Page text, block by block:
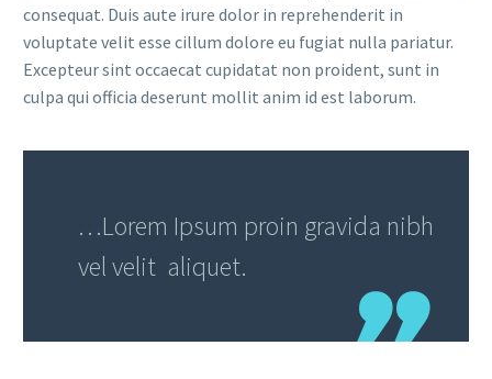
consequat. Duis aute irure dolor in reprehenderit in
voluptate velit esse cillum dolore eu fugiat nulla pariatur.
Excepteur sint occaecat cupidatat non proident, sunt in
culpa qui officia deserunt mollit anim id est laborum.
…Lorem Ipsum proin gravida nibh
vel velit aliquet.